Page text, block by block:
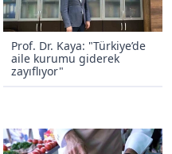
Prof. Dr. Kaya: "Türkiye’de
aile kurumu giderek
zayıflıyor"